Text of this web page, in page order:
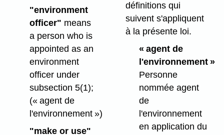
"environment
officer" means
a person who is
appointed as an
environment
officer under
subsection 5(1);
(« agent de
l'environnement »)
"make or use"
définitions qui
suivent s'appliquent
à la présente loi.
« agent de
l'environnement »
Personne
nommée agent
de
l'environnement
en application du